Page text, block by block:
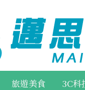
旅遊美食 3C科